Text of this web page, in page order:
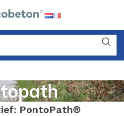
PontoPath®